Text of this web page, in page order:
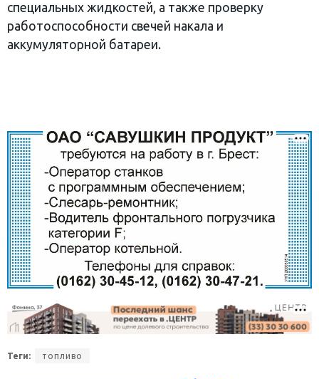
специальных жидкостей, а также проверку
работоспособности свечей накала и
аккумуляторной батареи.
Теги: топливо